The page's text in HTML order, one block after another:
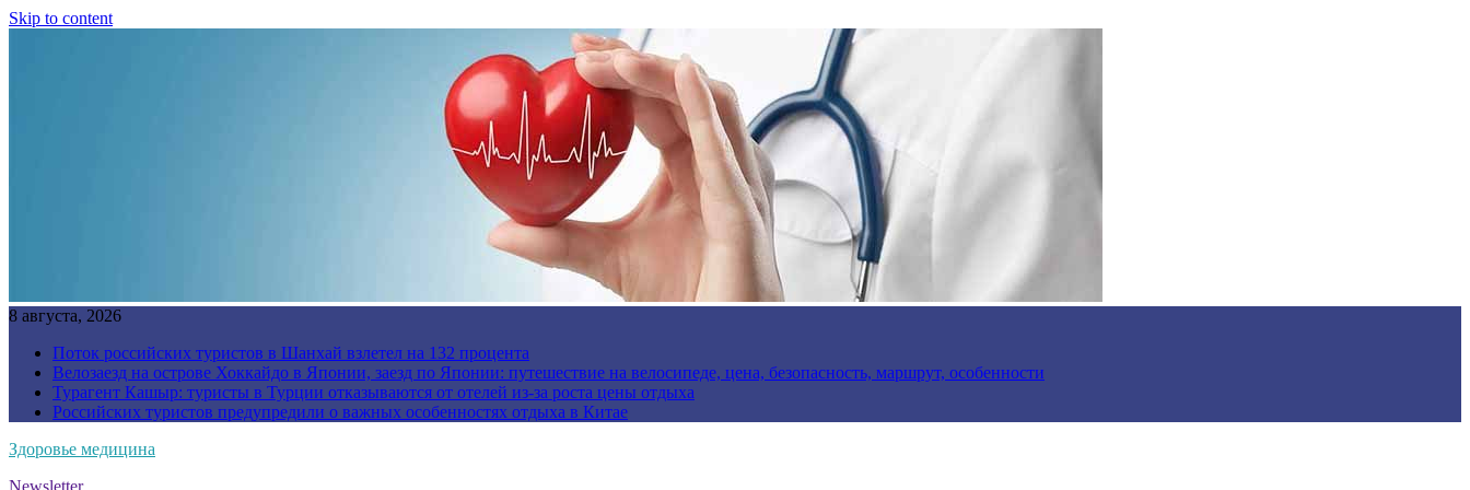
Skip to content
8 августа, 2026
Поток российских туристов в Шанхай взлетел на 132 процента
Велозаезд на острове Хоккайдо в Японии, заезд по Японии: путешествие на велосипеде, цена, безопасность, маршрут, особенности
Турагент Кашыр: туристы в Турции отказываются от отелей из-за роста цены отдыха
Российских туристов предупредили о важных особенностях отдыха в Китае
Здоровье медицина
Newsletter